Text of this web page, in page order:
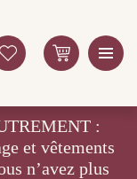
:
et vêtements
n’avez plus